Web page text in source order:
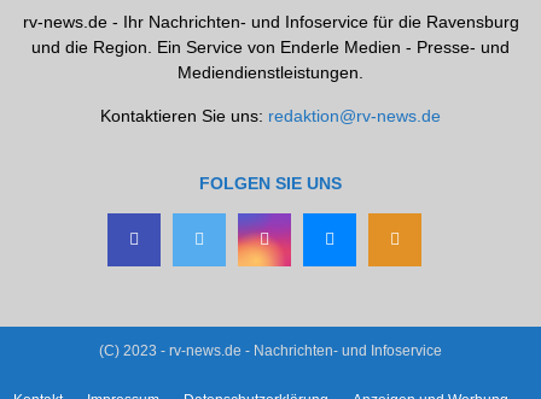
rv-news.de - Ihr Nachrichten- und Infoservice für die Ravensburg
und die Region. Ein Service von Enderle Medien - Presse- und
Mediendienstleistungen.
Kontaktieren Sie uns: redaktion@rv-news.de
FOLGEN SIE UNS
(C) 2023 - rv-news.de - Nachrichten- und Infoservice